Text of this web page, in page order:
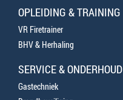
OPLEIDING & TRAINING
VR Firetrainer
BHV & Herhaling
SERVICE & ONDERHOUD
Gastechniek